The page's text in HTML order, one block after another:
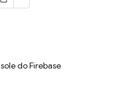
do Firebase